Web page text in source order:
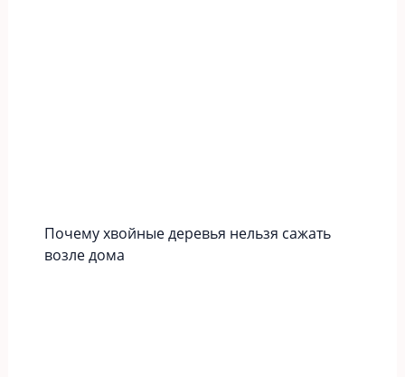
Почему хвойные деревья нельзя сажать
возле дома